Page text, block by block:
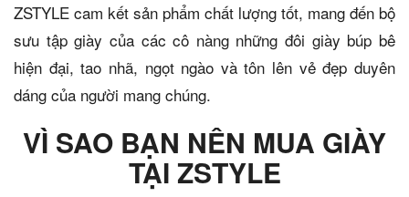
ZSTYLE cam kết sản phẩm chất lượng tốt, mang đến bộ
sưu tập giày của các cô nàng những đôi giày búp bê
hiện đại, tao nhã, ngọt ngào và tôn lên vẻ đẹp duyên
dáng của người mang chúng.
VÌ SAO BẠN NÊN MUA GIÀY
TẠI ZSTYLE